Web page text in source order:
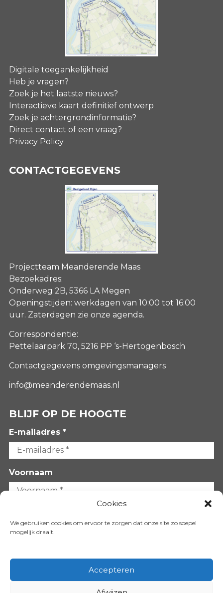
Cookies
We gebruiken cookies om ervoor te zorgen dat onze site zo soepel
mogelijk draait.
Accepteren
Digitale toegankelijkheid
Heb je vragen?
Zoek je het laatste nieuws?
Interactieve kaart definitief ontwerp
Zoek je achtergrondinformatie?
Direct contact of een vraag?
Privacy Policy
CONTACTGEGEVENS
Projectteam Meanderende Maas
Bezoekadres:
Onderweg 2B, 5366 LA Megen
Openingstijden: werkdagen van 10:00 tot 16:00
uur. Zaterdagen zie onze agenda.
Correspondentie:
Pettelaarpark 70, 5216 PP ‘s-Hertogenbosch
Contactgegevens omgevingsmanagers
info@meanderendemaas.nl
BLIJF OP DE HOOGTE
E-mailadres *
Voornaam